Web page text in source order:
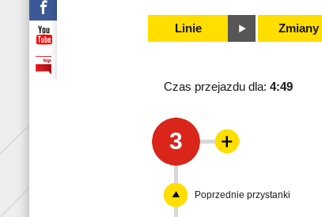
Linie Zmiany
Czas przejazdu dla: 4:49
3
Poprzednie przystanki